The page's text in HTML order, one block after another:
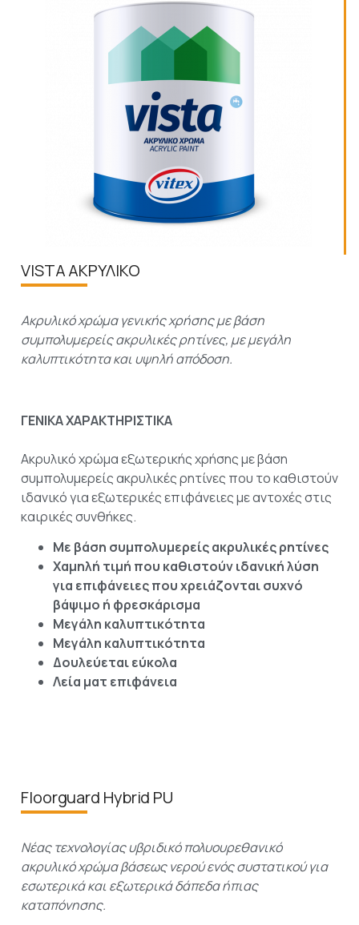
VISTA ΑΚΡΥΛΙΚΟ
Ακρυλικό χρώμα γενικής χρήσης με βάση
συμπολυμερείς ακρυλικές ρητίνες, με μεγάλη
καλυπτικότητα και υψηλή απόδοση.
ΓΕΝΙΚΑ ΧΑΡΑΚΤΗΡΙΣΤΙΚΑ
Ακρυλικό χρώμα εξωτερικής χρήσης με βάση
συμπολυμερείς ακρυλικές ρητίνες που το καθιστούν
ιδανικό για εξωτερικές επιφάνειες με αντοχές στις
καιρικές συνθήκες.
Με βάση συμπολυμερείς ακρυλικές ρητίνες
Χαμηλή τιμή που καθιστούν ιδανική λύση
για επιφάνειες που χρειάζονται συχνό
βάψιμο ή φρεσκάρισμα
Μεγάλη καλυπτικότητα
Μεγάλη καλυπτικότητα
Δουλεύεται εύκολα
Λεία ματ επιφάνεια
Floorguard Hybrid PU
Νέας τεχνολογίας υβριδικό πολυουρεθανικό
ακρυλικό χρώμα βάσεως νερού ενός συστατικού για
εσωτερικά και εξωτερικά δάπεδα ήπιας
καταπόνησης.